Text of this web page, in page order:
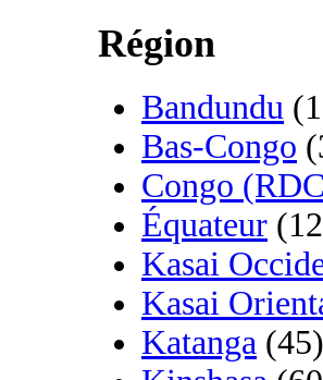
Région
Bandundu
Bas-Congo
Congo
Équateur
Kasai
Kasai
Katanga (45)